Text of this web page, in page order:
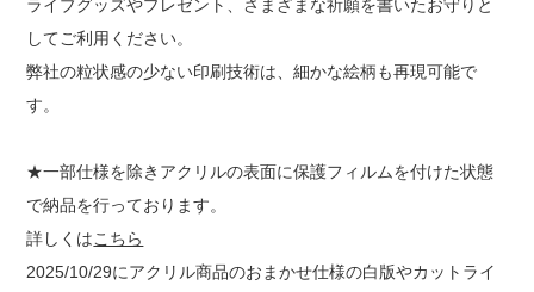
ライブグッズやプレゼント、さまざまな祈願を書いたお守りと
してご利用ください。
弊社の粒状感の少ない印刷技術は、細かな絵柄も再現可能で
す。
★一部仕様を除きアクリルの表面に保護フィルムを付けた状態
で納品を行っております。
詳しくはこちら
2025/10/29にアクリル商品のおまかせ仕様の白版やカットライ